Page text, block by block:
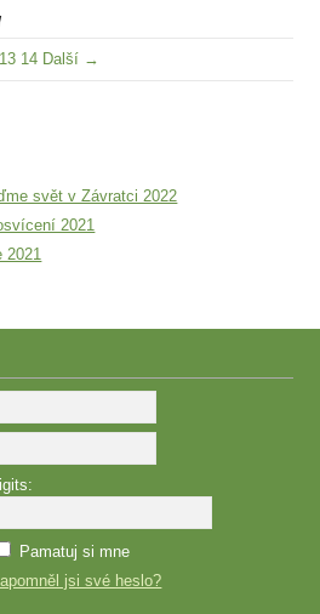
13 14 Další →
svět v Závratci 2022
2021
2021
Pamatuj si mne
jsi své heslo?